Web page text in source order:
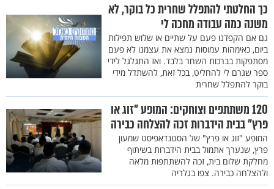
כך החלטתי להתפלל שחרית כל בוקר, לא
משנה כמה עבודה מחכה לי
גם אם הקפדנו פעם על שתיים או שלוש תפילות
ביום, כאימהות עמוסות נמצא את עצמנו לא פעם
מסתפקות בברכות השחר בלבד. ואז התגלגל לידי
ספר שגרם לי להחליט, בכל זאת, להשתדל מידי
בוקר להתפלל שחרית
120 משתתפים וצוחקים: המופע "זוג או
פרץ" בבית הידברות זכה להצלחה כבירה
המופע "זוג או פרץ" של הסטנדאפיסט שמעון
פרץ, שנערך אתמול בבית הידברות בשיתוף
מחלקת שלום בית, זכה להשתתפות מלאה
ולהצלחה כבירה. צפו בגלריה